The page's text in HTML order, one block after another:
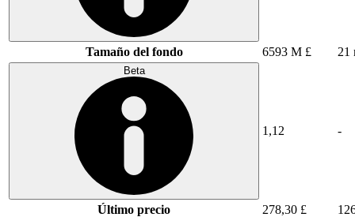
Tamaño del fondo 6593 M £ 21
Beta
1,12 -
Último precio 278,30 £